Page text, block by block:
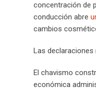
concentración de
conducción abre
cambios
Las
El chavismo
económica